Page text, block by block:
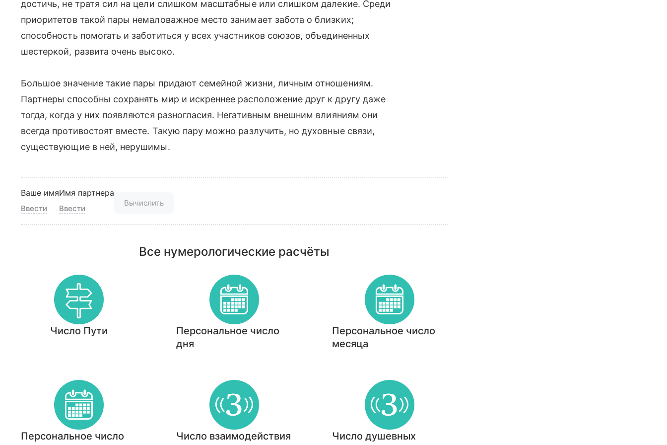
достичь, не тратя сил на цели слишком масштабные или слишком далекие. Среди
приоритетов такой пары немаловажное место занимает забота о близких;
способность помогать и заботиться у всех участников союзов, объединенных
шестеркой, развита очень высоко.
Большое значение такие пары придают семейной жизни, личным отношениям.
Партнеры способны сохранять мир и искреннее расположение друг к другу даже
тогда, когда у них появляются разногласия. Негативным внешним влияниям они
всегда противостоят вместе. Такую пару можно разлучить, но духовные связи,
существующие в ней, нерушимы.
Ваше имя
Ввести
Имя партнера
Ввести
Вычислить
Все нумерологические расчёты
Число Пути
Персональное число
дня
Персональное число
месяца
Персональное число
Число взаимодействия
Число душевных